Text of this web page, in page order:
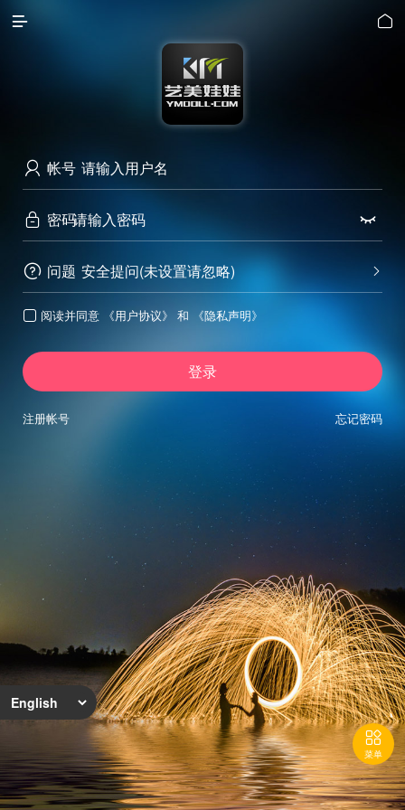
 
 帐号
 密码 
 问题 
安全提问(未设置请忽略)
 阅读并同意 《用户协议》 和 《隐私声明》
登录
忘记密码
注册帐号

菜单